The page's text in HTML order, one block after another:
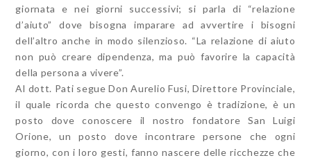
giornata e nei giorni successivi; si parla di “relazione
d’aiuto” dove bisogna imparare ad avvertire i bisogni
dell’altro anche in modo silenzioso. “La relazione di aiuto
non può creare dipendenza, ma può favorire la capacità
della persona a vivere”.
Al dott. Pati segue Don Aurelio Fusi, Direttore Provinciale,
il quale ricorda che questo convengo è tradizione, è un
posto dove conoscere il nostro fondatore San Luigi
Orione, un posto dove incontrare persone che ogni
giorno, con i loro gesti, fanno nascere delle ricchezze che